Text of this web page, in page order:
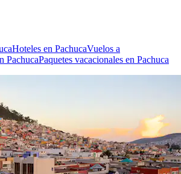
Hoteles en PachucaVuelos a
PachucaPaquetes vacacionales en Pachuca